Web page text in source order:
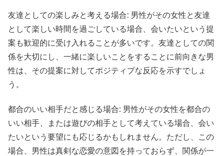
友達としての楽しみと考える場合: 男性がその女性と友達
として楽しい時間を過ごしている場合、会いたいという提
案も歓迎的に受け入れることが多いです。友達としての関
係を大切にし、一緒に楽しいことをすることに前向きな男
性は、その提案に対してポジティブな反応を示すでしょ
う。
都合のいい相手だと感じる場合: 男性がその女性を都合の
いい相手、または遊びの相手として考えている場合、会い
たいという要望にも応じるかもしれません。ただし、この
場合、男性は真剣な恋愛の意図を持っておらず、関係が一